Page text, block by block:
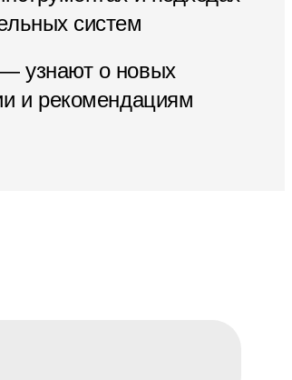
систем
узнают о новых
и рекомендациям